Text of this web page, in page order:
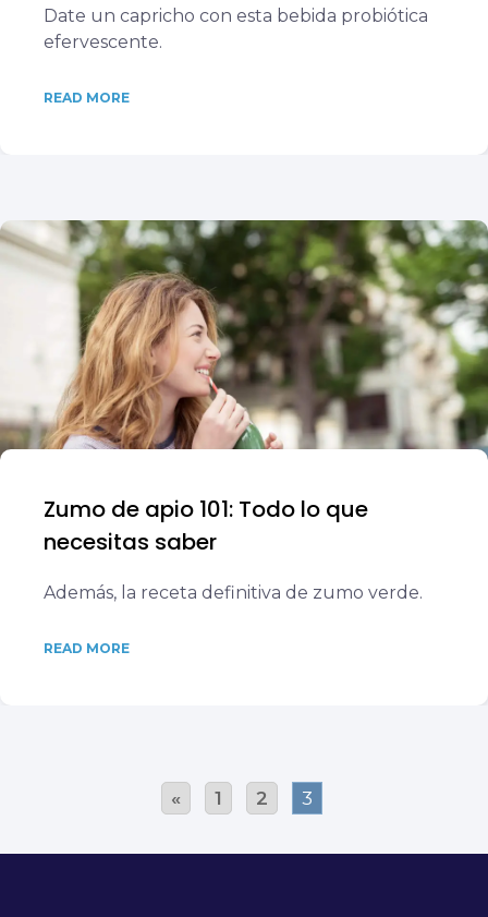
Date un capricho con esta bebida probiótica
efervescente.
READ MORE
Zumo de apio 101: Todo lo que
necesitas saber
Además, la receta definitiva de zumo verde.
READ MORE
« 1 2 3